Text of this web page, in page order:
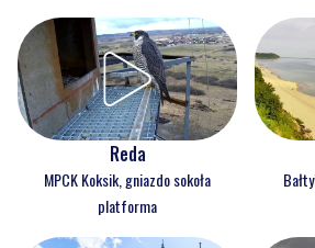
Reda
MPCK Koksik, gniazdo sokoła
platforma